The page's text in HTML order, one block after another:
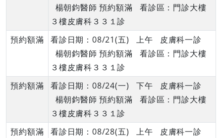
楊朝鈞醫師 預約額滿 看診區：門診大樓
３樓皮膚科３３１診
預約額滿
看診日期：08/21(五) 上午 皮膚科一診
楊朝鈞醫師 預約額滿 看診區：門診大樓
３樓皮膚科３３１診
預約額滿
看診日期：08/24(一) 下午 皮膚科一診
楊朝鈞醫師 預約額滿 看診區：門診大樓
３樓皮膚科３３１診
預約額滿
看診日期：08/28(五) 上午 皮膚科一診